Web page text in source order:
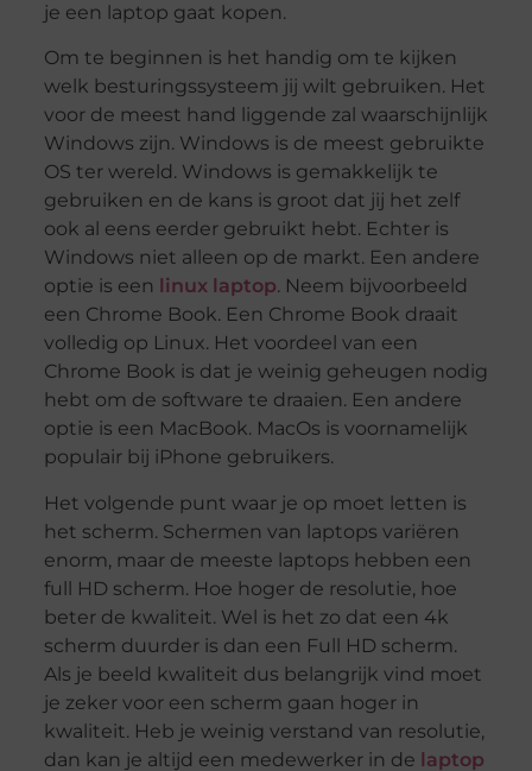
je een laptop gaat kopen.
Om te beginnen is het handig om te kijken
welk besturingssysteem jij wilt gebruiken. Het
voor de meest hand liggende zal waarschijnlijk
Windows zijn. Windows is de meest gebruikte
OS ter wereld. Windows is gemakkelijk te
gebruiken en de kans is groot dat jij het zelf
ook al eens eerder gebruikt hebt. Echter is
Windows niet alleen op de markt. Een andere
optie is een
linux laptop. Neem bijvoorbeeld
een Chrome Book. Een Chrome Book draait
volledig op Linux. Het voordeel van een
Chrome Book is dat je weinig geheugen nodig
hebt om de software te draaien. Een andere
optie is een MacBook. MacOs is voornamelijk
populair bij iPhone gebruikers.
Het volgende punt waar je op moet letten is
het scherm. Schermen van laptops variëren
enorm, maar de meeste laptops hebben een
full HD scherm. Hoe hoger de resolutie, hoe
beter de kwaliteit. Wel is het zo dat een 4k
scherm duurder is dan een Full HD scherm.
Als je beeld kwaliteit dus belangrijk vind moet
je zeker voor een scherm gaan hoger in
kwaliteit. Heb je weinig verstand van resolutie,
dan kan je altijd een medewerker in de laptop